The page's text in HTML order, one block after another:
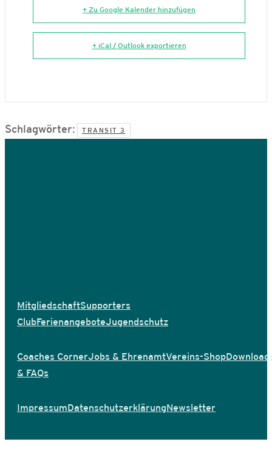
+ Zu Google Kalender hinzufügen
+ iCal / Outlook exportieren
Schlagwörter: TRANSIT 3
MitgliedschaftSupporters
ClubFerienangeboteJugendschutz
Coaches CornerJobs & EhrenamtVereins-Shop
& FAQs
ImpressumDatenschutzerklärungNewsletter